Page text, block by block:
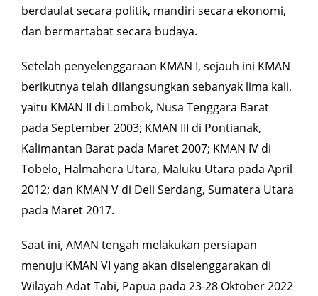
berdaulat secara politik, mandiri secara ekonomi,
dan bermartabat secara budaya.
Setelah penyelenggaraan KMAN I, sejauh ini KMAN
berikutnya telah dilangsungkan sebanyak lima kali,
yaitu KMAN II di Lombok, Nusa Tenggara Barat
pada September 2003; KMAN III di Pontianak,
Kalimantan Barat pada Maret 2007; KMAN IV di
Tobelo, Halmahera Utara, Maluku Utara pada April
2012; dan KMAN V di Deli Serdang, Sumatera Utara
pada Maret 2017.
Saat ini, AMAN tengah melakukan persiapan
menuju KMAN VI yang akan diselenggarakan di
Wilayah Adat Tabi, Papua pada 23-28 Oktober 2022